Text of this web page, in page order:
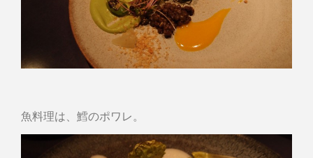
魚料理は、鱈のポワレ。